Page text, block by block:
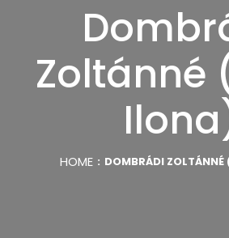
Zoltánné
HOME DOMBRÁDI